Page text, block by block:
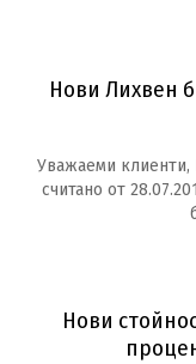
Нови Лихвен
Уважаеми
считано от
Нови